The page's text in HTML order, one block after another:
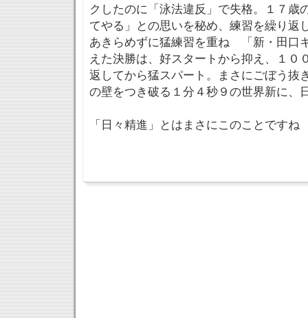
クしたのに「泳法違反」で失格。１７歳
てやる」との思いを秘め、練習を繰り返
あきらめずに猛練習を重ね 「新・田口
えた決勝は、好スタートから抑え、１０
返してから猛スパート。まさにごぼう抜
の壁をつき破る１分４秒９の世界新に、
「日々精進」とはまさにこのことですね